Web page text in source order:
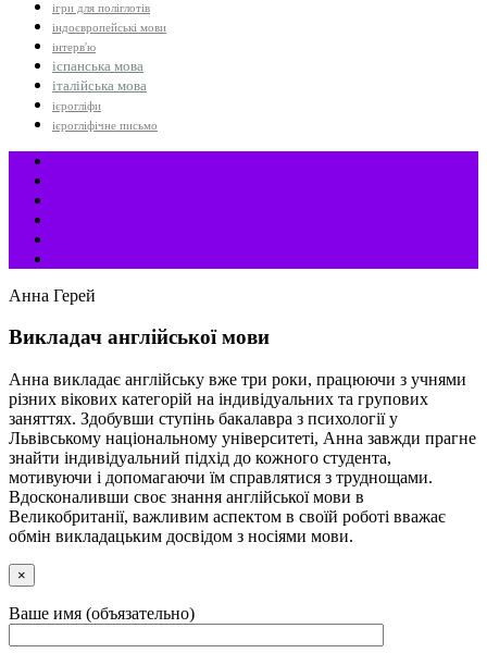
ігри для поліглотів
індоєвропейські мови
інтерв'ю
іспанська мова
італійська мова
ієрогліфи
ієрогліфічне письмо
Анна Герей
Викладач англійської мови
Анна викладає англійську вже три роки, працюючи з учнями
різних вікових категорій на індивідуальних та групових
заняттях. Здобувши ступінь бакалавра з психології у
Львівському національному університеті, Анна завжди прагне
знайти індивідуальний підхід до кожного студента,
мотивуючи і допомагаючи їм справлятися з труднощами.
Вдосконаливши своє знання англійської мови в
Великобританії, важливим аспектом в своїй роботі вважає
обмін викладацьким досвідом з носіями мови.
×
Ваше имя (объязательно)